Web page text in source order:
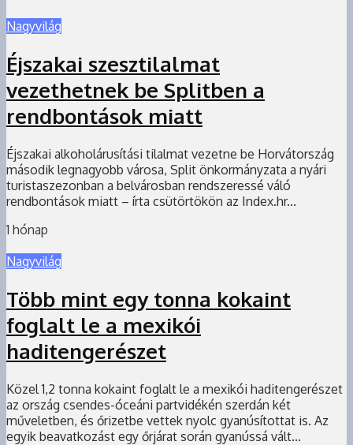
Nagyvilág
Éjszakai szesztilalmat
vezethetnek be Splitben a
rendbontások miatt
Éjszakai alkoholárusítási tilalmat vezetne be Horvátország
második legnagyobb városa, Split önkormányzata a nyári
turistaszezonban a belvárosban rendszeressé váló
rendbontások miatt – írta csütörtökön az Index.hr...
1 hónap
Nagyvilág
Több mint egy tonna kokaint
foglalt le a mexikói
haditengerészet
Közel 1,2 tonna kokaint foglalt le a mexikói haditengerészet
az ország csendes-óceáni partvidékén szerdán két
műveletben, és őrizetbe vettek nyolc gyanúsítottat is. Az
egyik beavatkozást egy őrjárat során gyanússá vált...